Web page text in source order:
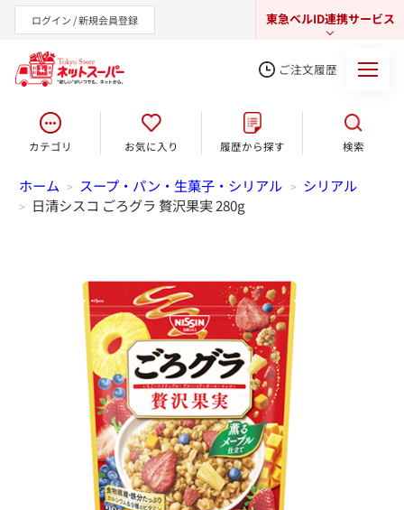
ログイン / 新規会員登録 東急ベルID連携サービス
東急オンラインショップ
ご注文履歴
カテゴリ お気に入り 履歴から探す 検索
ホーム > スープ・パン・生菓子・シリアル > シリアル
> 日清シスコ ごろグラ 贅沢果実 280g